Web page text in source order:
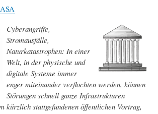
Cyberangriffe,
Stromausfälle,
Naturkatastrophen: In einer
Welt, in der physische und
digitale Systeme immer
enger miteinander verflochten werden, können
Störungen schnell ganze Infrastrukturen
kürzlich stattgefundenen öffentlichen Vortrag,